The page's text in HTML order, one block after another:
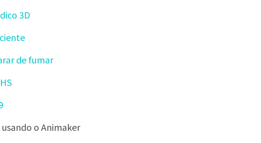
3D
de fumar
o Animaker